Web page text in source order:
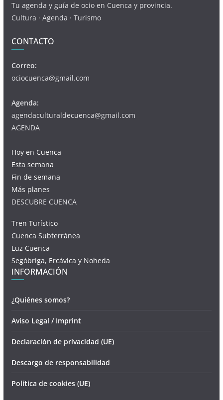
Tu agenda y guía de ocio en Cuenca y provincia.
Cultura · Agenda · Turismo
CONTACTO
Correo:
ociocuenca@gmail.com
Agenda:
agendaculturaldecuenca@gmail.com
AGENDA
Hoy en Cuenca
Esta semana
Fin de semana
Más planes
DESCUBRE CUENCA
Tren Turístico
Cuenca Subterránea
Luz Cuenca
Segóbriga, Ercávica y Noheda
INFORMACIÓN
¿Quiénes somos?
Aviso Legal / Imprint
Declaración de privacidad (UE)
Descargo de responsabilidad
Política de cookies (UE)